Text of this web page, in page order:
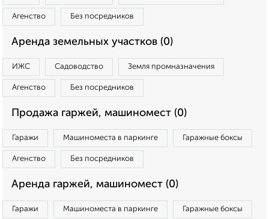
Агенство Без посредников
Аренда земельных участков (0)
ИЖС Садоводство Земля промназначения
Агенство Без посредников
Продажа гаржей, машиномест (0)
Гаражи Машиноместа в паркинге Гаражные боксы
Агенство Без посредников
Аренда гаржей, машиномест (0)
Гаражи Машиноместа в паркинге Гаражные боксы